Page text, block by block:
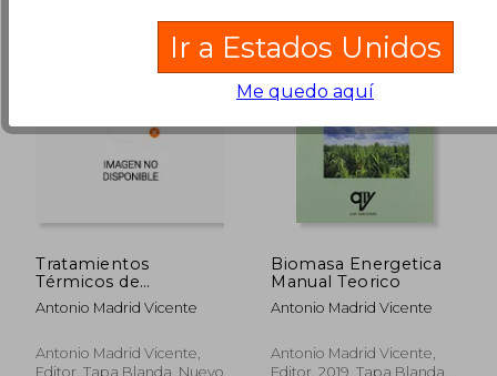
Tratamientos
Térmicos de
Conservación y
Transformación de
Antonio Madrid Vicente
Antonio Madrid Vicente,
Editor, Tapa Blanda, Nuevo
Biomasa Energetica
Manual Teorico
Antonio Madrid Vicente
Antonio Madrid Vicente,
Editor, 2019, Tapa Blanda,
Ir a Estados Unidos
Me quedo aquí